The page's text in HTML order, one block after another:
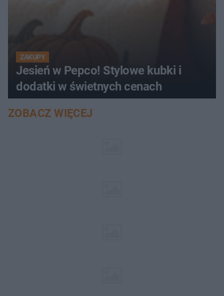
ZAKUPY
Jesień w Pepco! Stylowe kubki i
dodatki w świetnych cenach
ZOBACZ WIĘCEJ